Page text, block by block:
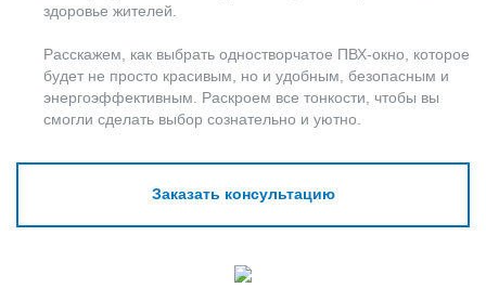
здоровье жителей.
Расскажем, как выбрать одностворчатое ПВХ-окно, которое
будет не просто красивым, но и удобным, безопасным и
энергоэффективным. Раскроем все тонкости, чтобы вы
смогли сделать выбор сознательно и уютно.
Заказать консультацию